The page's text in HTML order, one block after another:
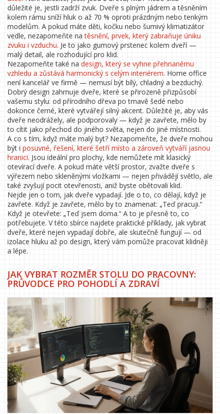
důležité je, jestli zadrží zvuk. Dveře s plným jádrem a těsněním
kolem rámu sníží hluk o až 70 % oproti prázdným nebo tenkým
modelům. A pokud máte děti, kočku nebo šumivý klimatizátor
vedle, nezapomeňte natěsnění, prvek, který zabraňuje úniku
zvuku i vzduchu. Je to jako gumový prstenec kolem dveří —
malý detail, ale rozhodující pro klid.
Nezapomeňte také na design, který se vyhne přehnanému
vzhledu a zůstává harmonický s celým interiérem. Home office
není kancelář ve firmě — nemusí být bílý, chladný a bezduchý.
Dobrý design zahrnuje dveře, které se přirozeně přizpůsobí
vašemu stylu: od přírodního dřeva po tmavě šedé nebo
dokonce černé, které vytvářejí silný akcent. Důležité je, aby vás
dveře neodrážely, ale podporovaly — když je zavřete, mělo by
to cítit jako přechod do jiného světa, nejen do jiné místnosti.
A co s tím, když máte malý byt? Nezapomeňte, že dveře mohou
být i posuvné, řešení, které šetří místo a zároveň vytváří jasnou
hranici. Jsou ideální pro plochy, kde nemůžete mít klasický
otevírací dveře. A pokud máte větší prostor, zvažte dveře s
výřezem nebo skleněnými vložkami — nejen přivádějí světlo, ale
také zvyšují pocit otevřenosti, aniž byste obětovali klid.
Nejde jen o tom, jak dveře vypadají. Jde o to, co dělají, když je
zavřete. Když je zavřete, mělo by to znamenat: „Teď pracuji.“
Když je otevřete: „Teď jsem doma.“ A to je přesně to, co
potřebujete. V této sbírce najdete praktické příklady, jak vybrat
dveře, které nejen vypadají dobře, ale skutečně fungují — od
izolace hluku až po design, který vám pomůže pracovat klidněji
a lépe.
JAK VYBRAT ROZMĚR STOLU DO PRACOVNY:
PRŮVODCE PRO POHODLÍ A ZDRAVÍ